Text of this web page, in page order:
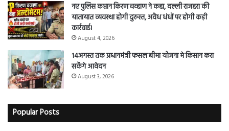
नए पुलिस कप्तान किरण चव्हाण ने कहा, दल्ली राजहरा की
यातायात व्यवस्था होगी दुरुस्त, अवैध धंधों पर होगी कड़ी
कार्रवाई।
August 4, 2026
14अगस्त तक प्रधानमंत्री फसल बीमा योजना मे किसान करा
सकेंगे आवेदन
August 3, 2026
Popular Posts